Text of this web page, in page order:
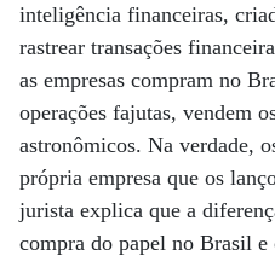
inteligência financeiras,
rastrear transações
as empresas compram no
operações fajutas, vendem
astronômicos. Na verdade,
própria empresa que os
jurista explica que a
compra do papel no Brasil e